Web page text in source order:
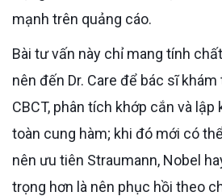
mạnh trên quảng cáo.
Bài tư vấn này chỉ mang tính chất tham khảo. Anh
nên đến Dr. Care để bác sĩ
CBCT, phân tích khớp cắn và
toàn cung hàm; khi đó mới có
nên ưu tiên Straumann, Nobel
trọng hơn là nên phục hồi theo